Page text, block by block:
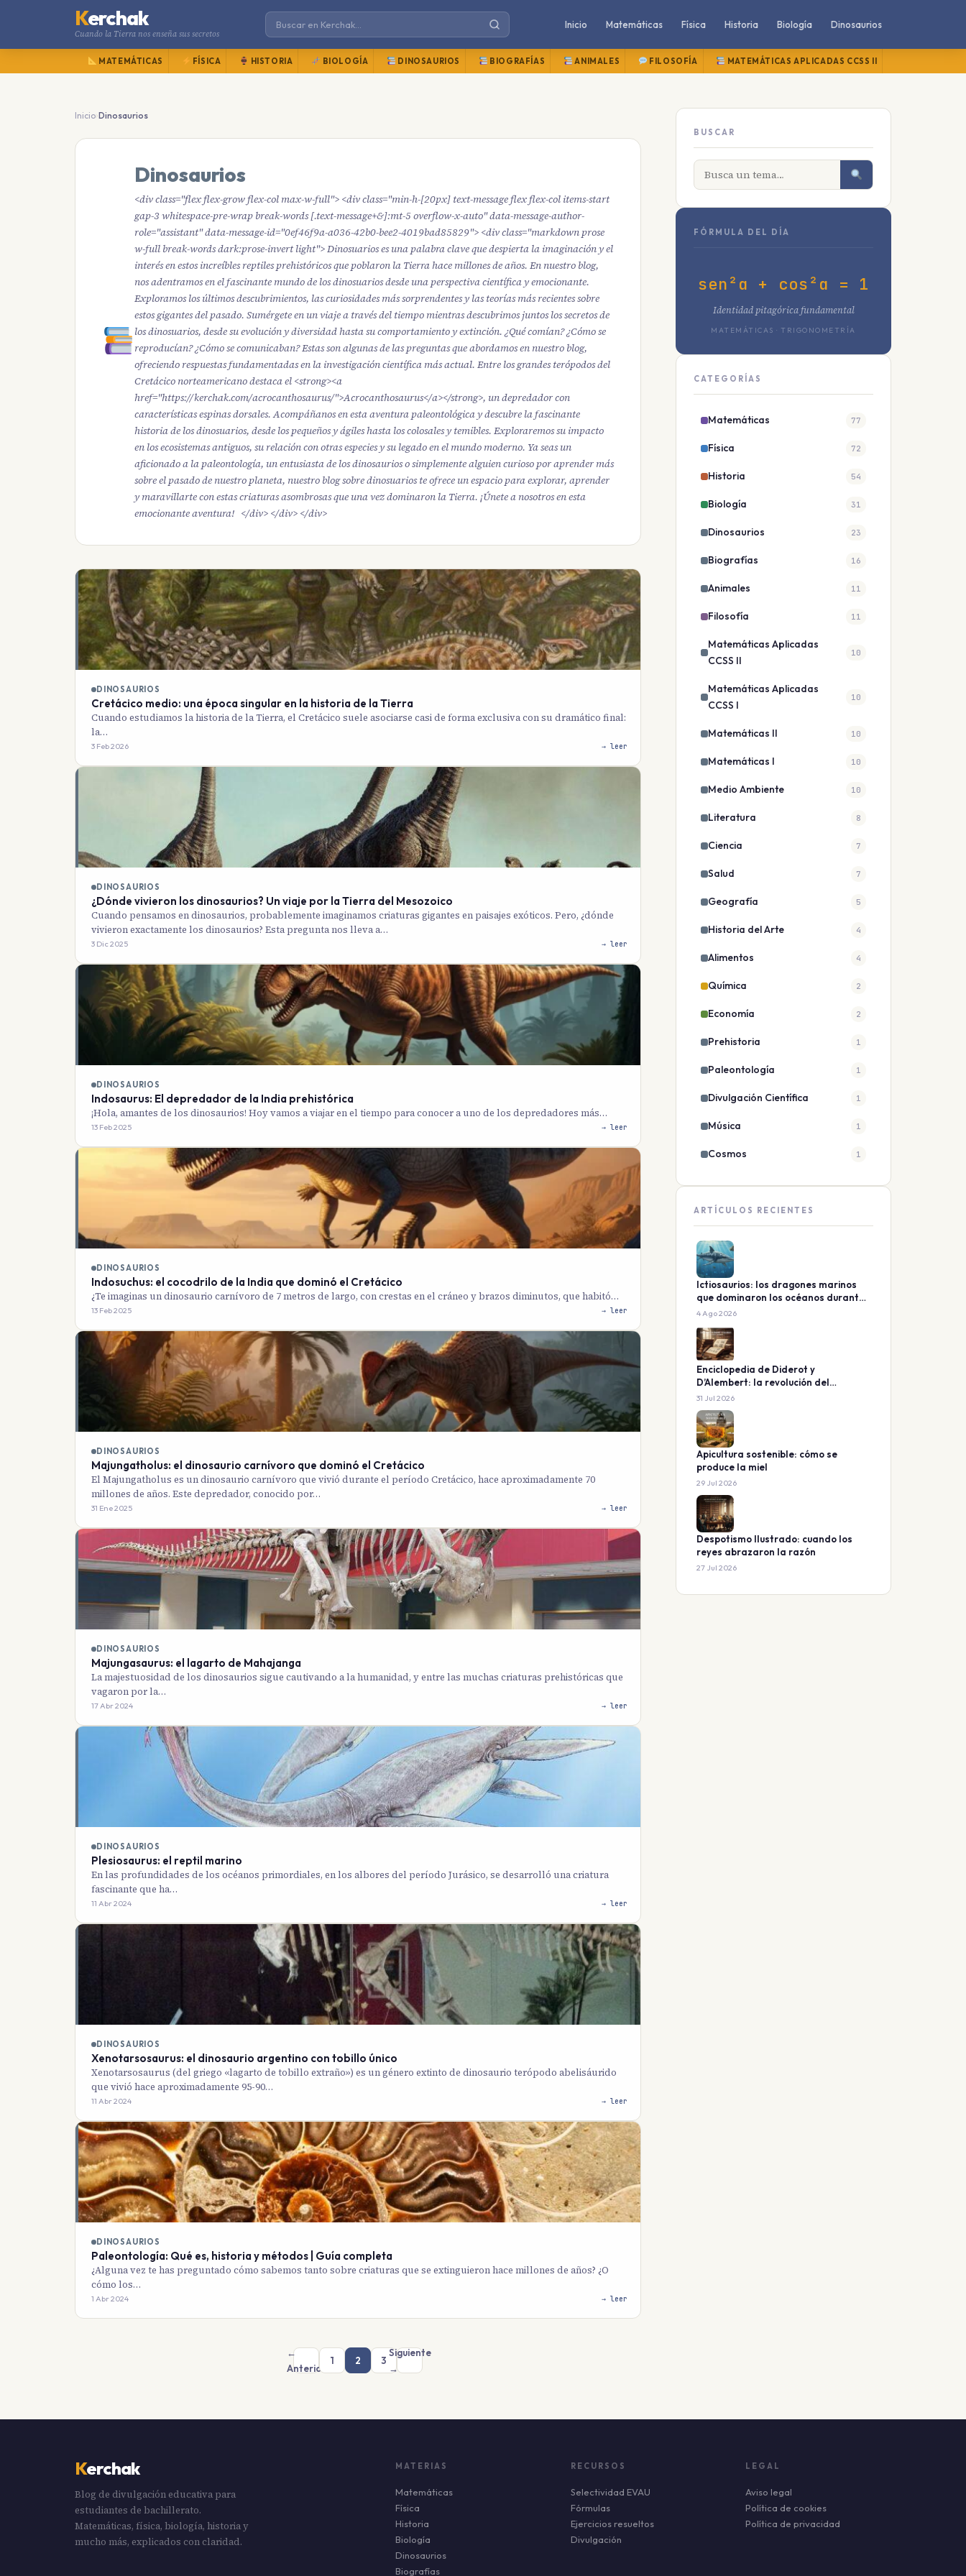
Kerchak
Cuando la Tierra nos enseña sus secretos
Inicio Matemáticas Física Historia Biología Dinosaurios
MATEMÁTICAS FÍSICA HISTORIA BIOLOGÍA DINOSAURIOS BIOGRAFÍAS ANIMALES FILOSOFÍA MATEMÁTICAS APLICADAS CCSS II
Inicio›Dinosaurios
Dinosaurios
<div class="flex flex-grow flex-col max-w-full"> <div class="min-h-[20px] text-message flex flex-col items-start
gap-3 whitespace-pre-wrap break-words [.text-message+&]:mt-5 overflow-x-auto" data-message-author-
role="assistant" data-message-id="0ef46f9a-a036-42b0-bee2-4019bad85829"> <div class="markdown prose
w-full break-words dark:prose-invert light"> Dinosuarios es una palabra clave que despierta la imaginación y el
interés en estos increíbles reptiles prehistóricos que poblaron la Tierra hace millones de años. En nuestro blog,
nos adentramos en el fascinante mundo de los dinosuarios desde una perspectiva científica y emocionante.
Exploramos los últimos descubrimientos, las curiosidades más sorprendentes y las teorías más recientes sobre
estos gigantes del pasado. Sumérgete en un viaje a través del tiempo mientras descubrimos juntos los secretos de
los dinosuarios, desde su evolución y diversidad hasta su comportamiento y extinción. ¿Qué comían? ¿Cómo se
reproducían? ¿Cómo se comunicaban? Estas son algunas de las preguntas que abordamos en nuestro blog,
ofreciendo respuestas fundamentadas en la investigación científica más actual. Entre los grandes terópodos del
Cretácico norteamericano destaca el <strong><a
href="https://kerchak.com/acrocanthosaurus/">Acrocanthosaurus</a></strong>, un depredador con
características espinas dorsales. Acompáñanos en esta aventura paleontológica y descubre la fascinante
historia de los dinosuarios, desde los pequeños y ágiles hasta los colosales y temibles. Exploraremos su impacto
en los ecosistemas antiguos, su relación con otras especies y su legado en el mundo moderno. Ya seas un
aficionado a la paleontología, un entusiasta de los dinosaurios o simplemente alguien curioso por aprender más
sobre el pasado de nuestro planeta, nuestro blog sobre dinosuarios te ofrece un espacio para explorar, aprender
y maravillarte con estas criaturas asombrosas que una vez dominaron la Tierra. ¡Únete a nosotros en esta
emocionante aventura! </div> </div> </div>
DINOSAURIOS
Cretácico medio: una época singular en la historia de la Tierra
Cuando estudiamos la historia de la Tierra, el Cretácico suele asociarse casi de forma exclusiva con su dramático final:
la…
3 Feb 2026 → leer
DINOSAURIOS
¿Dónde vivieron los dinosaurios? Un viaje por la Tierra del Mesozoico
Cuando pensamos en dinosaurios, probablemente imaginamos criaturas gigantes en paisajes exóticos. Pero, ¿dónde
vivieron exactamente los dinosaurios? Esta pregunta nos lleva a…
3 Dic 2025 → leer
DINOSAURIOS
Indosaurus: El depredador de la India prehistórica
¡Hola, amantes de los dinosaurios! Hoy vamos a viajar en el tiempo para conocer a uno de los depredadores más…
13 Feb 2025 → leer
DINOSAURIOS
Indosuchus: el cocodrilo de la India que dominó el Cretácico
¿Te imaginas un dinosaurio carnívoro de 7 metros de largo, con crestas en el cráneo y brazos diminutos, que habitó…
13 Feb 2025 → leer
DINOSAURIOS
Majungatholus: el dinosaurio carnívoro que dominó el Cretácico
El Majungatholus es un dinosaurio carnívoro que vivió durante el período Cretácico, hace aproximadamente 70
millones de años. Este depredador, conocido por…
31 Ene 2025 → leer
DINOSAURIOS
Majungasaurus: el lagarto de Mahajanga
La majestuosidad de los dinosaurios sigue cautivando a la humanidad, y entre las muchas criaturas prehistóricas que
vagaron por la…
17 Abr 2024 → leer
DINOSAURIOS
Plesiosaurus: el reptil marino
En las profundidades de los océanos primordiales, en los albores del período Jurásico, se desarrolló una criatura
fascinante que ha…
11 Abr 2024 → leer
DINOSAURIOS
Xenotarsosaurus: el dinosaurio argentino con tobillo único
Xenotarsosaurus (del griego «lagarto de tobillo extraño») es un género extinto de dinosaurio terópodo abelisáurido
que vivió hace aproximadamente 95-90…
11 Abr 2024 → leer
DINOSAURIOS
Paleontología: Qué es, historia y métodos | Guía completa
¿Alguna vez te has preguntado cómo sabemos tanto sobre criaturas que se extinguieron hace millones de años? ¿O
cómo los…
1 Abr 2024 → leer
←
Anterior
1 2 3
Siguiente
→
BUSCAR
FÓRMULA DEL DÍA
sen²α + cos²α = 1
Identidad pitagórica fundamental
MATEMÁTICAS · TRIGONOMETRÍA
CATEGORÍAS
Matemáticas 77
Física 72
Historia 54
Biología 31
Dinosaurios 23
Biografías 16
Animales 11
Filosofía 11
Matemáticas Aplicadas
CCSS II
10
Matemáticas Aplicadas
CCSS I
10
Matemáticas II 10
Matemáticas I 10
Medio Ambiente 10
Literatura 8
Ciencia 7
Salud 7
Geografía 5
Historia del Arte 4
Alimentos 4
Química 2
Economía 2
Prehistoria 1
Paleontología 1
Divulgación Científica 1
Música 1
Cosmos 1
ARTÍCULOS RECIENTES
Ictiosaurios: los dragones marinos
que dominaron los océanos durante
160 millones de años
4 Ago 2026
Enciclopedia de Diderot y
D’Alembert: la revolución del
conocimiento
31 Jul 2026
Apicultura sostenible: cómo se
produce la miel
29 Jul 2026
Despotismo Ilustrado: cuando los
reyes abrazaron la razón
27 Jul 2026
Kerchak
Blog de divulgación educativa para
estudiantes de bachillerato.
Matemáticas, física, biología, historia y
mucho más, explicados con claridad.
MATERIAS
Matemáticas
Física
Historia
Biología
Dinosaurios
Biografías
RECURSOS
Selectividad EVAU
Fórmulas
Ejercicios resueltos
Divulgación
LEGAL
Aviso legal
Política de cookies
Política de privacidad